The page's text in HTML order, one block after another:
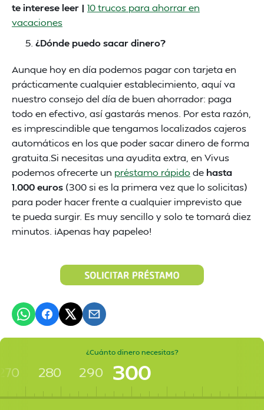
te interese leer | 10 trucos para ahorrar en
vacaciones
¿Dónde puedo sacar dinero?
Aunque hoy en día podemos pagar con tarjeta en
prácticamente cualquier establecimiento, aquí va
nuestro consejo del día de buen ahorrador: paga
todo en efectivo, así gastarás menos. Por esta razón,
es imprescindible que tengamos localizados cajeros
automáticos en los que poder sacar dinero de forma
gratuita.Si necesitas una ayudita extra, en Vivus
podemos ofrecerte un préstamo rápido de hasta
1.000 euros (300 si es la primera vez que lo solicitas)
para poder hacer frente a cualquier imprevisto que
te pueda surgir. Es muy sencillo y solo te tomará diez
minutos. ¡Apenas hay papeleo!
¿Cuánto dinero necesitas?
280 290 300